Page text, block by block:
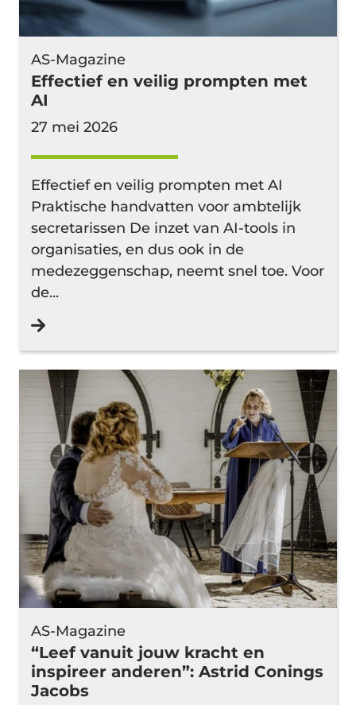
AS-Magazine
Effectief en veilig prompten met
AI
27 mei 2026
Effectief en veilig prompten met AI
Praktische handvatten voor ambtelijk
secretarissen De inzet van AI-tools in
organisaties, en dus ook in de
medezeggenschap, neemt snel toe. Voor
de...
Lees verder
AS-Magazine
“Leef vanuit jouw kracht en
inspireer anderen”: Astrid Conings
Jacobs